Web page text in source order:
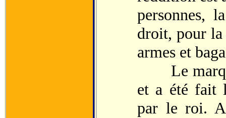
personnes,
droit, pour la
armes et
Le
et a été fait
par le roi.